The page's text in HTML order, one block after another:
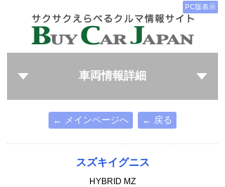
PC版表示
車両情報詳細
← メインページへ ← 戻る
スズキイグニス
HYBRID MZ